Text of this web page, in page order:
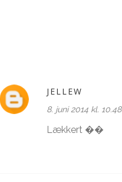
JELLEW
8. juni 2014 kl. 10.48
Lækkert ��